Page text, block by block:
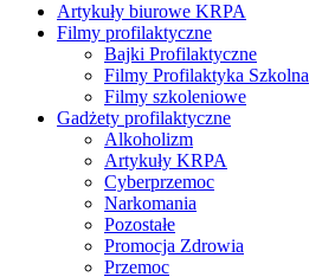
Artykuły biurowe KRPA
Filmy profilaktyczne
Bajki Profilaktyczne
Filmy Profilaktyka Szkolna
Filmy szkoleniowe
Gadżety profilaktyczne
Alkoholizm
Artykuły KRPA
Cyberprzemoc
Narkomania
Pozostałe
Promocja Zdrowia
Przemoc